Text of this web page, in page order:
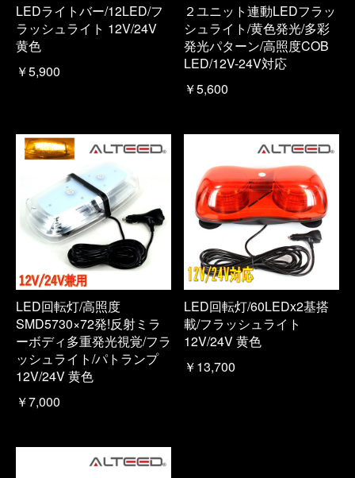
LEDライトバー/12LED/フ
ラッシュライト 12V/24V
黄色
￥5,900
２ユニット連動LEDフラッ
シュライト/黄色発光/多彩
発光パターン/高照度COB
LED/12V-24V対応
￥5,600
LED回転灯/高照度
SMD5730×72発!反射ミラ
ーボディ多重発光視覚/フラ
ッシュライト/パトランプ
12V/24V 黄色
￥7,000
LED回転灯/60LEDx2基搭
載/フラッシュライト
12V/24V 黄色
￥13,700